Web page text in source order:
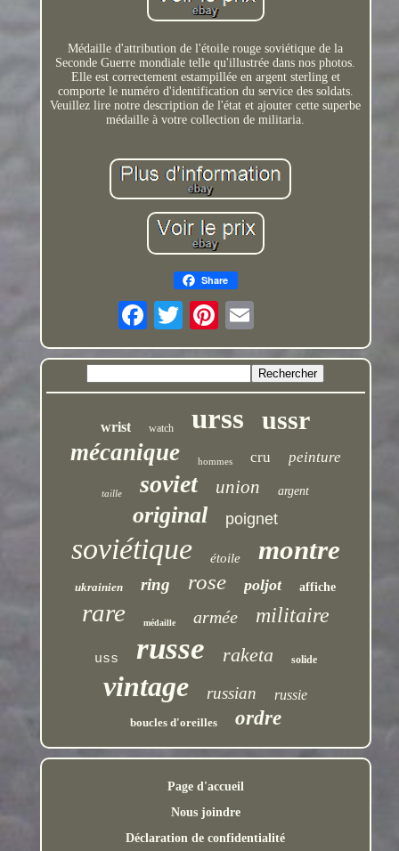
Médaille d'attribution de l'étoile rouge soviétique de la
Seconde Guerre mondiale telle qu'illustrée dans nos photos.
Elle est correctement estampillée en argent sterling et
comporte le numéro d'identification du service des soldats.
Veuillez lire notre description de l'état et ajouter cette superbe
médaille à votre collection de militaria.
Share
wrist watch urss ussr
mécanique hommes cru peinture
taille soviet union argent
original poignet
soviétique étoile montre
ukrainien ring rose poljot affiche
rare médaille armée militaire
uss russe raketa solide
vintage russian russie
boucles d'oreilles ordre
Page d'accueil
Nous joindre
Déclaration de confidentialité